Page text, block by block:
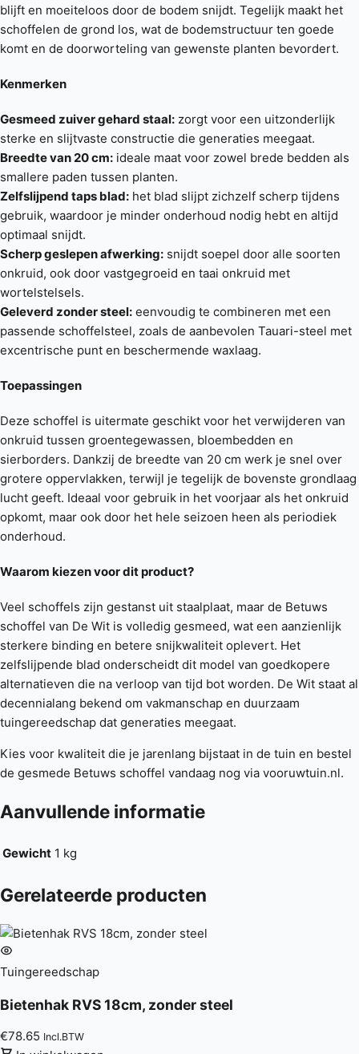
blijft en moeiteloos door de bodem snijdt. Tegelijk maakt het
schoffelen de grond los, wat de bodemstructuur ten goede
komt en de doorworteling van gewenste planten bevordert.
Kenmerken
Gesmeed zuiver gehard staal: zorgt voor een uitzonderlijk
sterke en slijtvaste constructie die generaties meegaat.
Breedte van 20 cm: ideale maat voor zowel brede bedden als
smallere paden tussen planten.
Zelfslijpend taps blad: het blad slijpt zichzelf scherp tijdens
gebruik, waardoor je minder onderhoud nodig hebt en altijd
optimaal snijdt.
Scherp geslepen afwerking: snijdt soepel door alle soorten
onkruid, ook door vastgegroeid en taai onkruid met
wortelstelsels.
Geleverd zonder steel: eenvoudig te combineren met een
passende schoffelsteel, zoals de aanbevolen Tauari-steel met
excentrische punt en beschermende waxlaag.
Toepassingen
Deze schoffel is uitermate geschikt voor het verwijderen van
onkruid tussen groentegewassen, bloembedden en
sierborders. Dankzij de breedte van 20 cm werk je snel over
grotere oppervlakken, terwijl je tegelijk de bovenste grondlaag
lucht geeft. Ideaal voor gebruik in het voorjaar als het onkruid
opkomt, maar ook door het hele seizoen heen als periodiek
onderhoud.
Waarom kiezen voor dit product?
Veel schoffels zijn gestanst uit staalplaat, maar de Betuws
schoffel van De Wit is volledig gesmeed, wat een aanzienlijk
sterkere binding en betere snijkwaliteit oplevert. Het
zelfslijpende blad onderscheidt dit model van goedkopere
alternatieven die na verloop van tijd bot worden. De Wit staat al
decennialang bekend om vakmanschap en duurzaam
tuingereedschap dat generaties meegaat.
Kies voor kwaliteit die je jarenlang bijstaat in de tuin en bestel
de gesmede Betuws schoffel vandaag nog via vooruwtuin.nl.
Aanvullende informatie
Gewicht 1 kg
Gerelateerde producten
Tuingereedschap
Bietenhak RVS 18cm, zonder steel
€78.65 Incl.BTW